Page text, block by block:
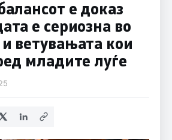
е доказ
е сериозна во
ветувањата кои
младите луѓе